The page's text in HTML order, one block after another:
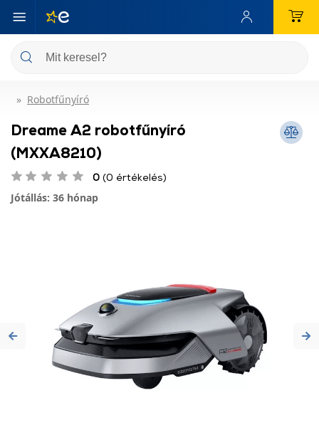
Robotfűnyíró
Dreame A2 robotfűnyíró
(MXXA8210)
0 (0 értékelés)
Jótállás: 36 hónap
Previous